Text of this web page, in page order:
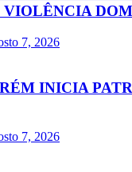
VIOLÊNCIA
7, 2026
INICIA
7, 2026